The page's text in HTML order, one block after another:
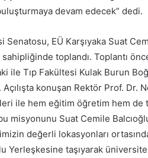
devam edecek” dedi.
Senatosu, EÜ Karşıyaka Suat
toplandı. Toplantı
ile Tıp Fakültesi Kulak Burun
konuşan Rektör Prof. Dr.
ile hem eğitim öğretim hem de
misyonunu Suat Cemile
değerli lokasyonları
Yerleşkesine taşıyarak